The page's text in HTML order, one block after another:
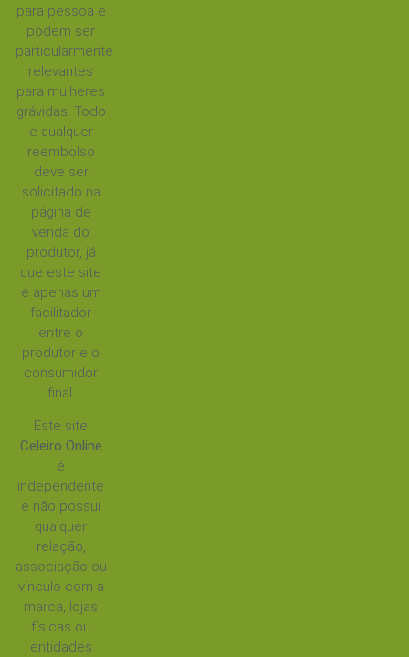
para pessoa e
podem ser
particularmente
relevantes
para mulheres
grávidas. Todo
e qualquer
reembolso
deve ser
solicitado na
página de
venda do
produtor, já
que este site
é apenas um
facilitador
entre o
produtor e o
consumidor
final.
Este site
Celeiro Online
é
independente
e não possui
qualquer
relação,
associação ou
vínculo com a
marca, lojas
físicas ou
entidades